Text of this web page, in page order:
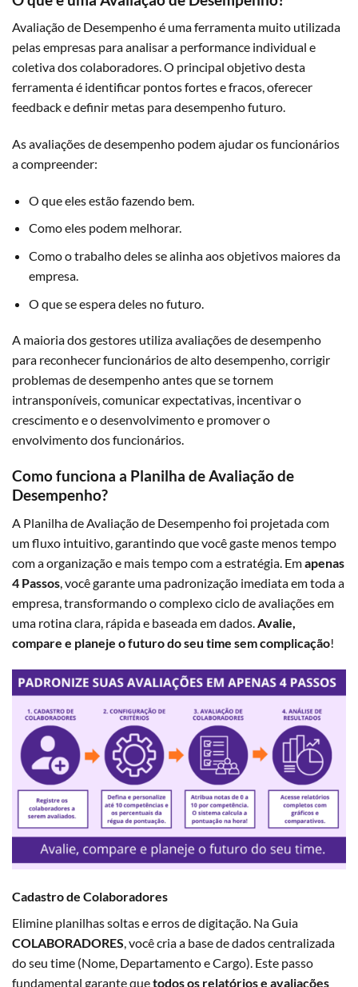
Avaliação de Desempenho é uma ferramenta muito utilizada
pelas empresas para analisar a performance individual e
coletiva dos colaboradores. O principal objetivo desta
ferramenta é identificar pontos fortes e fracos, oferecer
feedbacke definir metas para desempenho futuro.
As avaliações de desempenho podem ajudar os funcionários
a compreender:
O que eles estão fazendo bem.
Como eles podem melhorar.
Como o trabalho deles se alinha aos objetivos maiores da
empresa.
O que se espera deles no futuro.
A maioria dos gestores utiliza avaliações de desempenho
para reconhecer funcionários de alto desempenho, corrigir
problemas de desempenho antes que se tornem
intransponíveis, comunicar expectativas, incentivar o
crescimento e o desenvolvimento e promover o
envolvimento dos funcionários.
Como funciona a Planilha de Avaliação de
Desempenho?
A Planilha de Avaliação de Desempenho foi projetada com
um fluxo intuitivo, garantindo que você gaste menos tempo
com a organização e mais tempo com a estratégia. Emapenas
4 Passos , você garante uma padronização imediata em toda a
empresa, transformando o complexo ciclo de avaliações em
uma rotina clara, rápida e baseada em dados. Avalie,
compare e planeje o futuro do seu time sem complicação!
Cadastro de Colaboradores
Elimine planilhas soltas e erros de digitação. Na Guia
COLABORADORES, você cria a base de dados centralizada
do seu time (Nome, Departamento e Cargo). Este passo
fundamental garante quetodos os relatórios e avaliações